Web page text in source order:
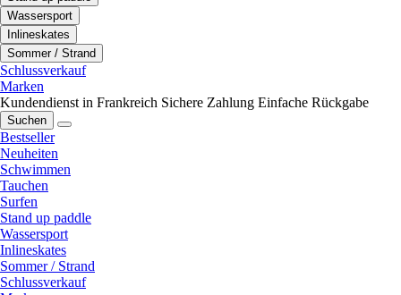
Wassersport
Inlineskates
Sommer / Strand
Schlussverkauf
Marken
Kundendienst in Frankreich Sichere Zahlung Einfache Rückgabe
Suchen
Bestseller
Neuheiten
Schwimmen
Tauchen
Surfen
Stand up paddle
Wassersport
Inlineskates
Sommer / Strand
Schlussverkauf